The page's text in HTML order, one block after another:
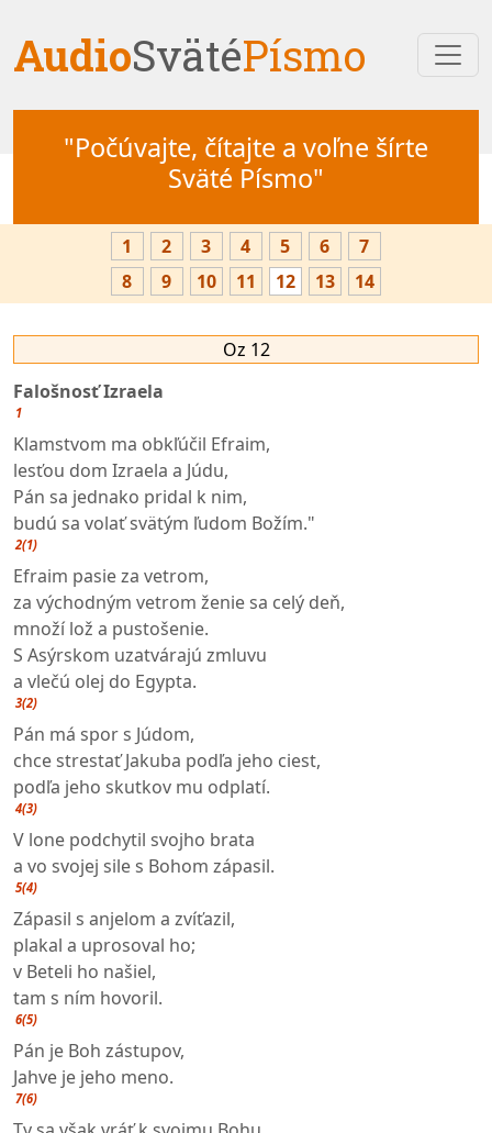
AudioSvätéPísmo
"Počúvajte, čítajte a voľne šírte
Sväté Písmo"
1 2 3 4 5 6
7
8
9 10 11 12 13 14
Oz 12
Falošnosť Izraela
1
Klamstvom ma obkľúčil Efraim,
lesťou dom Izraela a Júdu,
Pán sa jednako pridal k nim,
budú sa volať svätým ľudom Božím."
2(1)
Efraim pasie za vetrom,
za východným vetrom ženie sa celý deň,
množí lož a pustošenie.
S Asýrskom uzatvárajú zmluvu
a vlečú olej do Egypta.
3(2)
Pán má spor s Júdom,
chce strestať Jakuba podľa jeho ciest,
podľa jeho skutkov mu odplatí.
4(3)
V lone podchytil svojho brata
a vo svojej sile s Bohom zápasil.
5(4)
Zápasil s anjelom a zvíťazil,
plakal a uprosoval ho;
v Beteli ho našiel,
tam s ním hovoril.
6(5)
Pán je Boh zástupov,
Jahve je jeho meno.
7(6)